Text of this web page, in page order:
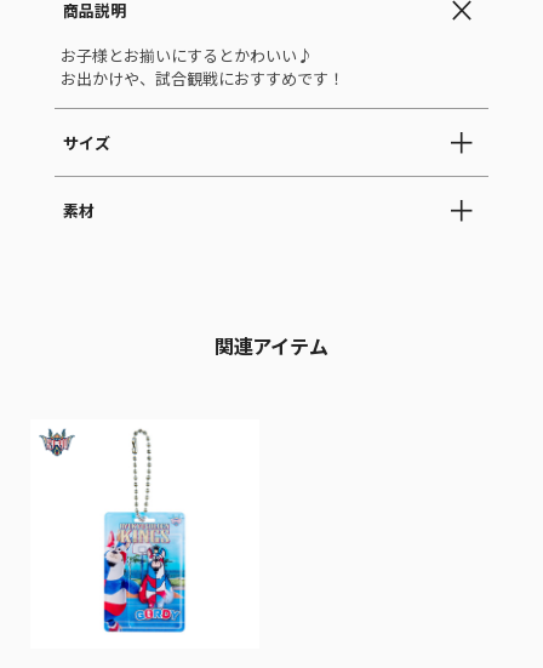
商品説明
お子様とお揃いにするとかわいい♪
お出かけや、試合観戦におすすめです！
サイズ
素材
関連アイテム